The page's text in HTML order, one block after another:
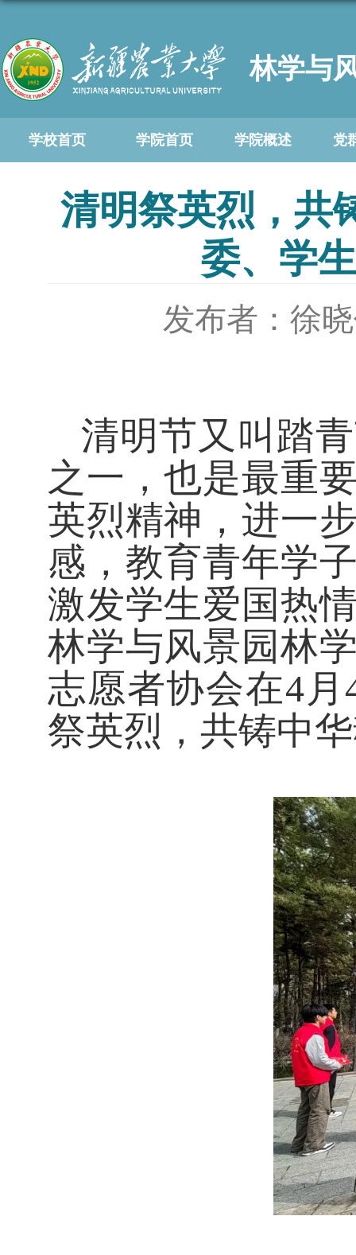
林学与
学校首页 学院首页 学院概述 党
清明祭英烈，共
委、学
发布者：徐
清明节又叫踏
之一，也是最重
英烈精神，进一
感，教育青年学
激发学生爱国热
林学与风景园林
志愿者协会在4月
祭英烈，共铸中